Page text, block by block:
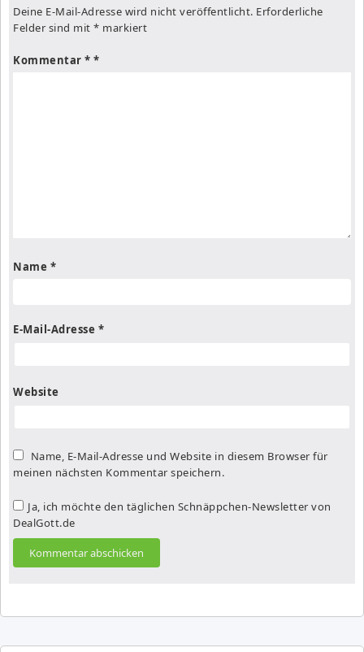
Deine E-Mail-Adresse wird nicht veröffentlicht. Erforderliche
Felder sind mit * markiert
Kommentar *
Name *
E-Mail-Adresse *
Website
Name, E-Mail-Adresse und Website in diesem Browser für
meinen nächsten Kommentar speichern.
Ja, ich möchte den täglichen Schnäppchen-Newsletter von
DealGott.de